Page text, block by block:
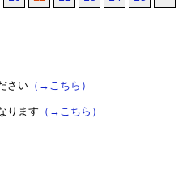
さい （→こちら）
ります （→こちら）